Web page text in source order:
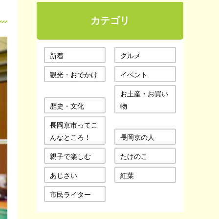
カテゴリ
新着
グルメ
観光・おでかけ
イベント
歴史・文化
お土産・お買い
物
長岡京市ってこ
んなところ！
長岡京の人
親子で楽しむ
たけのこ
あじさい
紅葉
市民ライター